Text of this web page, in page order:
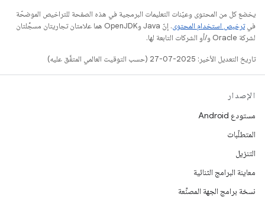
يخضع كل من المحتوى وعيّنات التعليمات البرمجية في هذه الصفحة للتراخيص الموضحّة
فيترخيص استخدام المحتوى
. إنّ Java وOpenJDK هما علامتان تجاريتان مسجَّلتان
لشركة Oracle و/أو الشركات التابعة لها.
تاريخ التعديل الأخير: 2025-07-27 (حسب التوقيت العالمي المتفَّق عليه)
الإصدار
مستودع Android
المتطلّبات
التنزيل
معاينة البرامج الثنائية
نسخة برامج الجهة المصنِّعة